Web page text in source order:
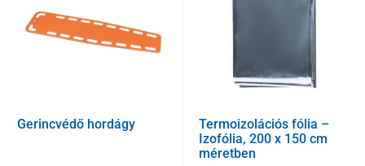
Gerincvédő hordágy
Termoizolációs fólia –
Izofólia, 200 x 150 cm
méretben